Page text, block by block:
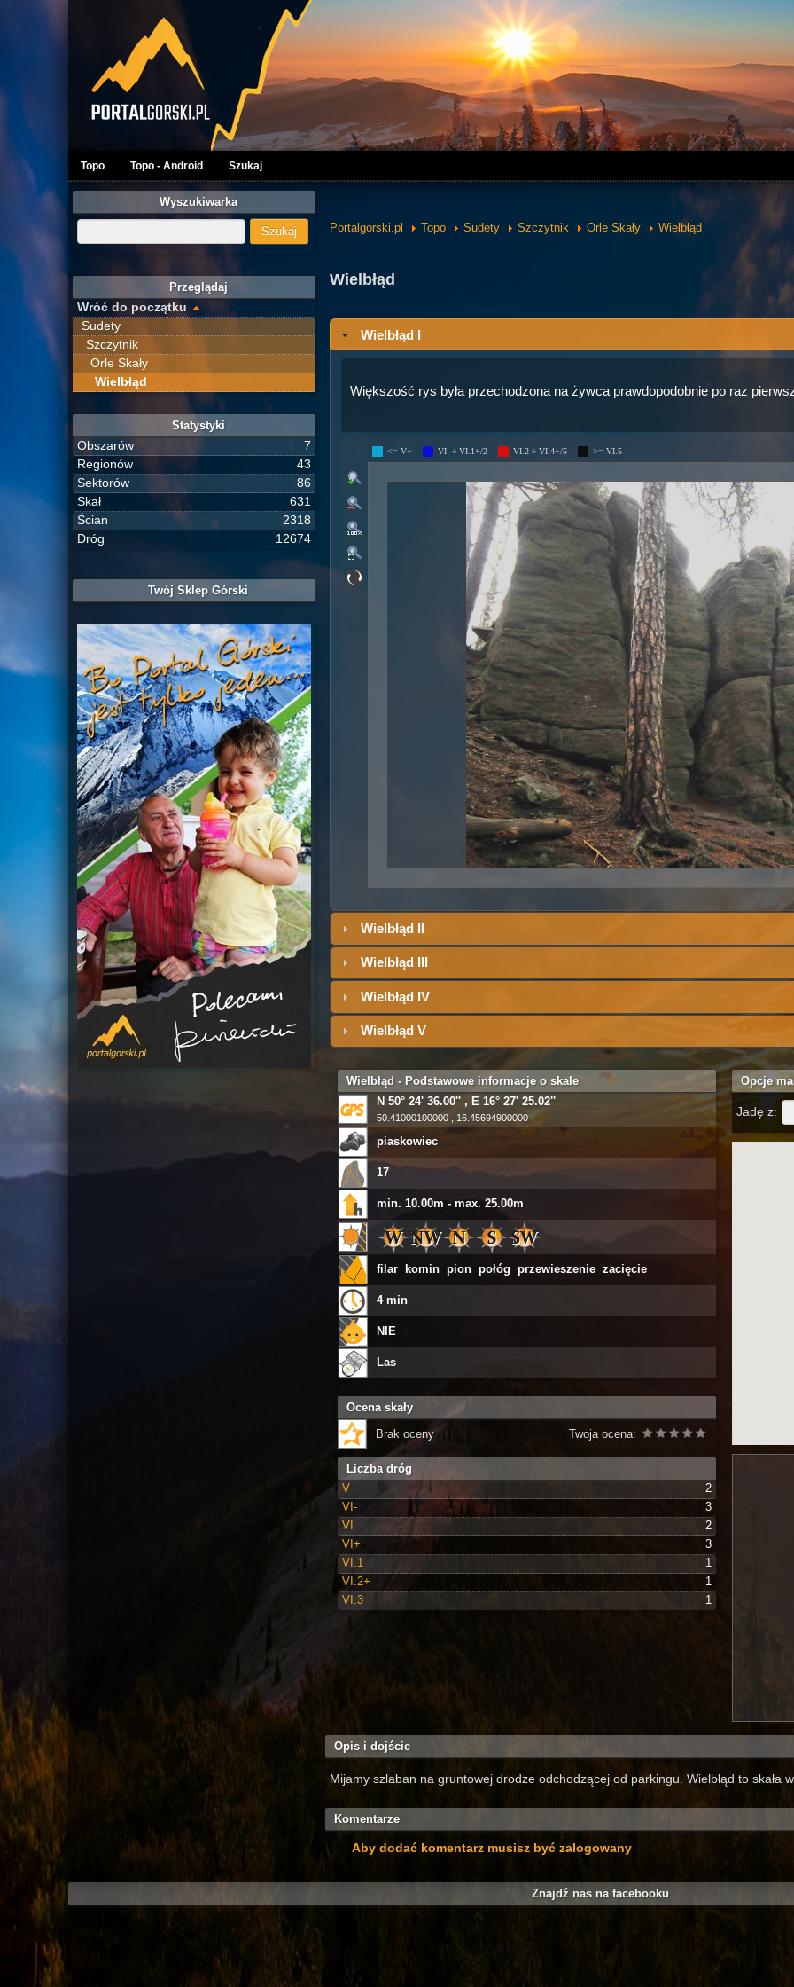
Topo Topo - Android Szukaj
Portalgorski.pl Topo Sudety Szczytnik Orle Skały Wielbłąd
Wielbłąd
Wielbłąd I
Większość rys była przechodzona na żywca prawdopodobnie po raz
<= V+ VI- ÷ VI.1+/2 VI.2 ÷ VI.4+/5 >= VI.5
Wielbłąd II
Wielbłąd III
Wielbłąd IV
Wielbłąd V
Wielbłąd - Podstawowe informacje o skale
N 50° 24' 36.00'' , E 16° 27' 25.02''
50.41000100000 , 16.45694900000
piaskowiec
17
min. 10.00m - max. 25.00m
filar komin pion połóg przewieszenie zacięcie
4 min
NIE
Las
Ocena skały
Brak oceny
Twoja ocena:
Liczba dróg
V
2
VI-
3
VI
2
VI+
3
VI.1
1
VI.2+
1
VI.3
1
Opcje
Jadę z:
Opis i dojście
Mijamy szlaban na gruntowej drodze odchodzącej od parkingu. Wielbłąd to
Komentarze
Aby dodać komentarz musisz być zalogowany
Wyszukiwarka
Przeglądaj
Wróć do początku
Sudety
Szczytnik
Orle Skały
Wielbłąd
Statystyki
Obszarów
7
Regionów
43
Sektorów
86
Skał
631
Ścian
2318
Dróg
12674
Twój Sklep Górski
Znajdź nas na facebooku